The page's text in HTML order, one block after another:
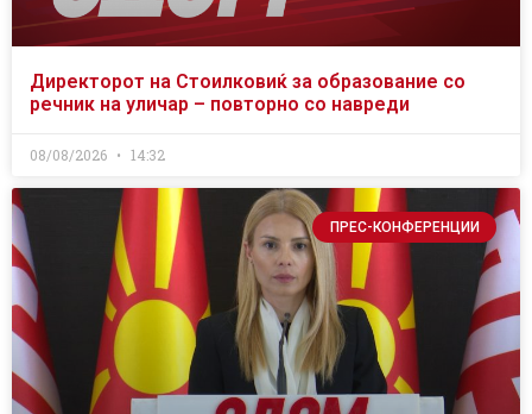
Директорот на Стоилковиќ за образование со
речник на уличар – повторно со навреди
08/08/2026 14:32
ПРЕС-КОНФЕРЕНЦИИ